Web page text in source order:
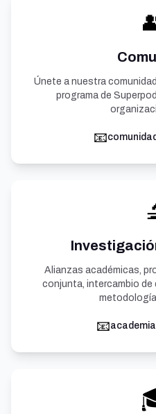
Únete a nuestra
programa de
📧
Alianzas académicas,
conjunta, intercambio
📧